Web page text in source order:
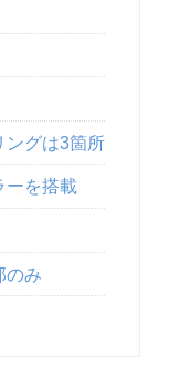
ングは3箇所
ーを搭載
のみ